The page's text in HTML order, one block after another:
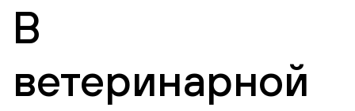
В
ветеринарной